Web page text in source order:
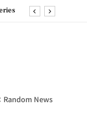
Random News